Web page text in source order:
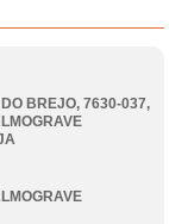
BREJO, 7630-037,